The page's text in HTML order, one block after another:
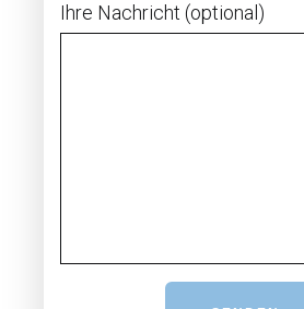
Ihre Nachricht (optional)